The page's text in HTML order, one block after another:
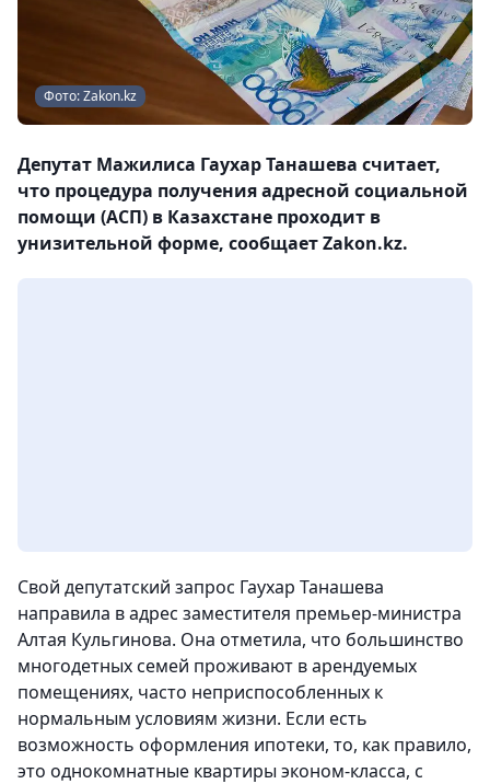
Фото: Zakon.kz
Депутат Мажилиса Гаухар Танашева считает,
что процедура получения адресной социальной
помощи (АСП) в Казахстане проходит в
унизительной форме, сообщает Zakon.kz.
Свой депутатский запрос Гаухар Танашева
направила в адрес заместителя премьер-министра
Алтая Кульгинова. Она отметила, что большинство
многодетных семей проживают в арендуемых
помещениях, часто неприспособленных к
нормальным условиям жизни. Если есть
возможность оформления ипотеки, то, как правило,
это однокомнатные квартиры эконом-класса, с